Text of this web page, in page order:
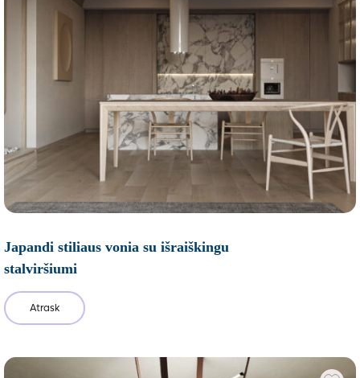
Japandi stiliaus vonia su išraiškingu
stalviršiumi
Atrask